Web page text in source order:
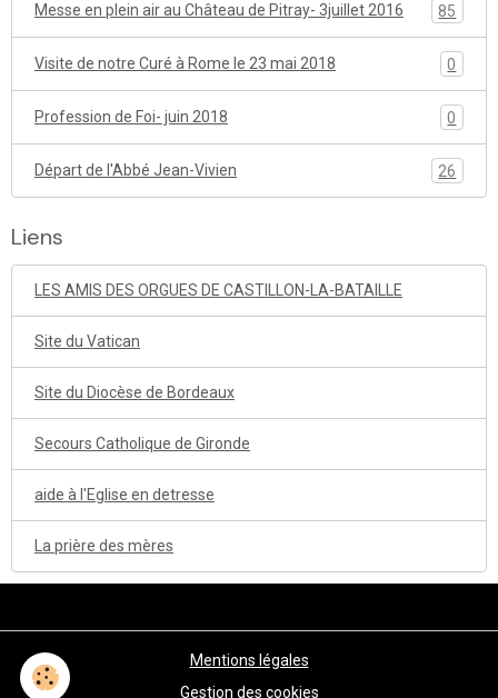
Messe en plein air au Château de Pitray- 3juillet 2016 85
Visite de notre Curé à Rome le 23 mai 2018 0
Profession de Foi- juin 2018 0
Départ de l'Abbé Jean-Vivien 26
Liens
LES AMIS DES ORGUES DE CASTILLON-LA-BATAILLE
Site du Vatican
Site du Diocèse de Bordeaux
Secours Catholique de Gironde
aide à l'Eglise en detresse
La prière des mères
Mentions légales
Gestion des cookies